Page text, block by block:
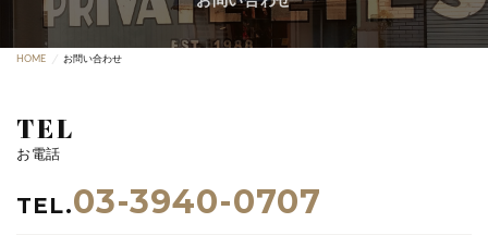
HOME お問い合わせ
TEL
お電話
TEL.03-3940-0707